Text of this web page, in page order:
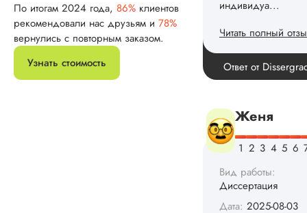
По итогам 2024 года, 86% клиентов
рекомендовали нас друзьям и 78%
вернулись с повторным заказом.
Узнать стоимость
Спасибо!
Ответ от
Женя
Вид работы:
Диссертация
Дата: 2025-08-03
Заказывал тут
диссертацию. По
срокам и